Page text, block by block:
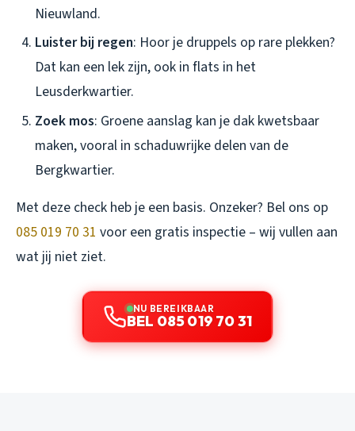
Nieuwland.
Luister bij regen: Hoor je druppels op rare plekken?
Dat kan een lek zijn, ook in flats in het
Leusderkwartier.
Zoek mos: Groene aanslag kan je dak kwetsbaar
maken, vooral in schaduwrijke delen van de
Bergkwartier.
Met deze check heb je een basis. Onzeker? Bel ons op
085 019 70 31 voor een gratis inspectie – wij vullen aan
wat jij niet ziet.
NU BEREIKBAAR
BEL 085 019 70 31